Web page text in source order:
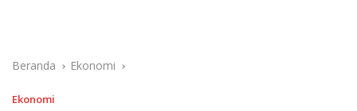
Beranda Ekonomi
Ekonomi